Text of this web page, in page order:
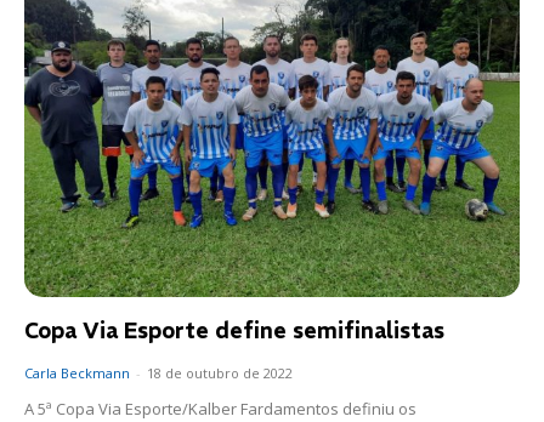
Copa Via Esporte define semifinalistas
Carla Beckmann - 18 de outubro de 2022
A 5ª Copa Via Esporte/Kalber Fardamentos definiu os